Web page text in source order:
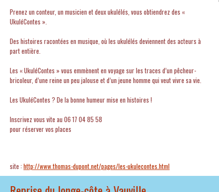
Prenez un conteur, un musicien et deux ukulélés, vous obtiendrez des «
UkuléContes ».
Des histoires racontées en musique, où les ukulélés deviennent des acteurs à
part entière.
Les « UkuléContes » vous emmènent en voyage sur les traces d’un pêcheur-
bricoleur, d’une reine un peu jalouse et d’un jeune homme qui veut vivre sa vie.
Les UkuléContes ? De la bonne humeur mise en histoires !
Inscrivez vous vite au 06 17 04 85 58
pour réserver vos places
site : http://www.thomas-dupont.net/pages/les-ukulecontes.html